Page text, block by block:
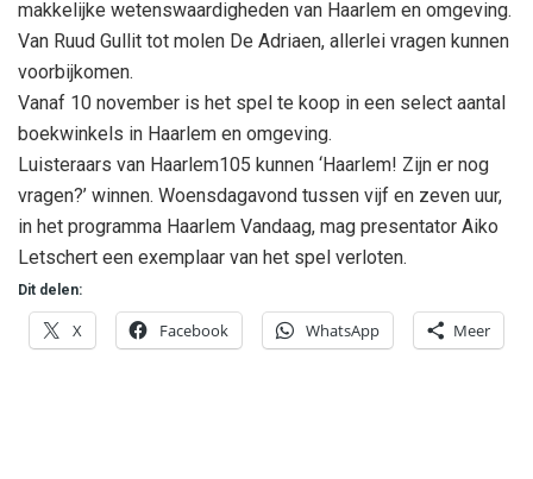
makkelijke wetenswaardigheden van Haarlem en omgeving.
Van Ruud Gullit tot molen De Adriaen, allerlei vragen kunnen
voorbijkomen.
Vanaf 10 november is het spel te koop in een select aantal
boekwinkels in Haarlem en omgeving.
Luisteraars van Haarlem105 kunnen ‘Haarlem! Zijn er nog
vragen?’ winnen. Woensdagavond tussen vijf en zeven uur,
in het programma Haarlem Vandaag, mag presentator Aiko
Letschert een exemplaar van het spel verloten.
Dit delen:
X Facebook WhatsApp Meer